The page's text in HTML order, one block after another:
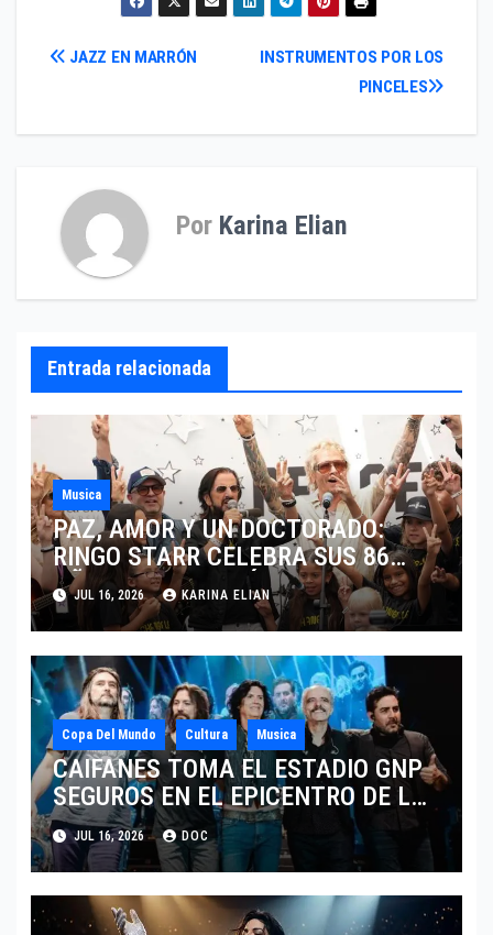
Navegación
INSTRUMENTOS POR LOS
PINCELES
JAZZ EN MARRÓN
Por Karina Elian
Entrada relacionada
Musica
PAZ, AMOR Y UN DOCTORADO:
RINGO STARR CELEBRA SUS 86
AÑOS CON LOS MÁXIMOS
HONORES DE LIVERPOOL
JUL 16, 2026 KARINA ELIAN
Copa Del Mundo Cultura Musica
CAIFANES TOMA EL ESTADIO GNP
SEGUROS EN EL EPICENTRO DE LA
IDENTIDAD MEXICANA
JUL 16, 2026 DOC